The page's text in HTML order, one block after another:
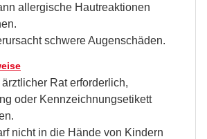
allergische Hautreaktionen
schwere Augenschäden.
ärztlicher Rat erforderlich,
oder Kennzeichnungsetikett
nicht in die Hände von Kindern